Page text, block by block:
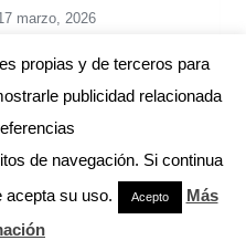
marzo, 2026
propias y de terceros para
publicidad relacionada
de navegación. Si continua
acepta su uso.
Acepto
Más